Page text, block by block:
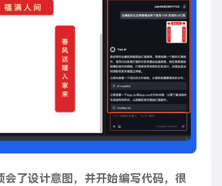
会了设计意图，并开始编写代码，很